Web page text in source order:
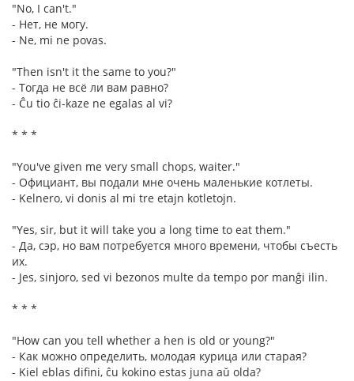
"No, I can't."
- Нет, не могу.
- Ne, mi ne povas.
"Then isn't it the same to you?"
- Тогда не всё ли вам равно?
- Ĉu tio ĉi-kaze ne egalas al vi?
* * *
"You've given me very small chops, waiter."
- Официант, вы подали мне очень маленькие котлеты.
- Kelnero, vi donis al mi tre etajn kotletojn.
"Yes, sir, but it will take you a long time to eat them."
- Да, сэр, но вам потребуется много времени, чтобы съесть
их.
- Jes, sinjoro, sed vi bezonos multe da tempo por manĝi ilin.
* * *
"How can you tell whether a hen is old or young?"
- Как можно определить, молодая курица или старая?
- Kiel eblas difini, ĉu kokino estas juna aŭ olda?